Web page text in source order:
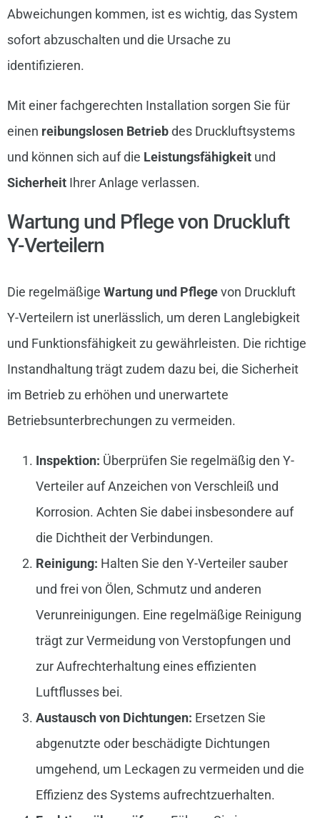
Abweichungen kommen, ist es wichtig, das System
sofort abzuschalten und die Ursache zu
identifizieren.
Mit einer fachgerechten Installation sorgen Sie für
einen reibungslosen Betriebdes Druckluftsystems
und können sich auf die Leistungsfähigkeitund
SicherheitIhrer Anlage verlassen.
Wartung und Pflege von Druckluft
Y-Verteilern
Die regelmäßige Wartung und Pflegevon Druckluft
Y-Verteilern ist unerlässlich, um deren Langlebigkeit
und Funktionsfähigkeit zu gewährleisten. Die richtige
Instandhaltung trägt zudem dazu bei, die Sicherheit
im Betrieb zu erhöhen und unerwartete
Betriebsunterbrechungen zu vermeiden.
Inspektion: Überprüfen Sie regelmäßig den Y-
Verteiler auf Anzeichen von Verschleiß und
Korrosion. Achten Sie dabei insbesondere auf
die Dichtheit der Verbindungen.
Reinigung: Halten Sie den Y-Verteiler sauber
und frei von Ölen, Schmutz und anderen
Verunreinigungen. Eine regelmäßige Reinigung
trägt zur Vermeidung von Verstopfungen und
zur Aufrechterhaltung eines effizienten
Luftflusses bei.
Austausch von Dichtungen: Ersetzen Sie
abgenutzte oder beschädigte Dichtungen
umgehend, um Leckagen zu vermeiden und die
Effizienz des Systems aufrechtzuerhalten.